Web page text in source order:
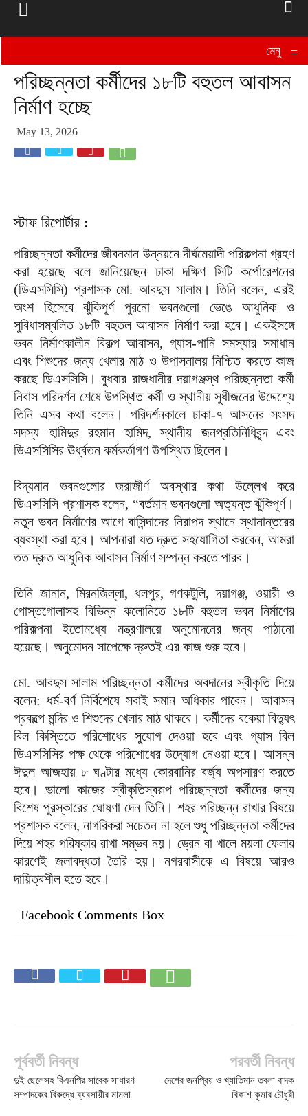
মেনু ≡
পরিচ্ছন্নতা কর্মীদের ১৮টি বহুতল আবাসন
নির্মাণ হচ্ছে
May 13, 2026
স্টাফ রিপোর্টার :
পরিচ্ছন্নতা কর্মীদের জীবনমান উন্নয়নে দীর্ঘমেয়াদী পরিকল্পনা গ্রহণ
করা হয়েছে বলে জানিয়েছেন ঢাকা দক্ষিণ সিটি কর্পোরেশনের
(ডিএসসিসি) প্রশাসক মো. আবদুস সালাম। তিনি বলেন, এরই
অংশ হিসেবে ঝুঁকিপূর্ণ পুরনো ভবনগুলো ভেঙে আধুনিক ও
সুবিধাসম্বলিত ১৮টি বহুতল আবাসন নির্মাণ করা হবে। একইসঙ্গে
ভবন নির্মাণকালীন বিকল্প আবাসন, গ্যাস-পানি সমস্যার সমাধান
এবং শিশুদের জন্য খেলার মাঠ ও উপাসনালয় নিশ্চিত করতে কাজ
করছে ডিএসসিসি। বুধবার রাজধানীর দয়াগঞ্জস্থ পরিচ্ছন্নতা কর্মী
নিবাস পরিদর্শন শেষে উপস্থিত কর্মী ও স্থানীয় সুধীজনের উদ্দেশ্যে
তিনি এসব কথা বলেন। পরিদর্শনকালে ঢাকা-৭ আসনের সংসদ
সদস্য হামিদুর রহমান হামিদ, স্থানীয় জনপ্রতিনিধিবৃন্দ এবং
ডিএসসিসির ঊর্ধ্বতন কর্মকর্তাগণ উপস্থিত ছিলেন।
বিদ্যমান ভবনগুলোর জরাজীর্ণ অবস্থার কথা উল্লেখ করে
ডিএসসিসি প্রশাসক বলেন, “বর্তমান ভবনগুলো অত্যন্ত ঝুঁকিপূর্ণ।
নতুন ভবন নির্মাণের আগে বাসিন্দাদের নিরাপদ স্থানে স্থানান্তরের
ব্যবস্থা করা হবে। আপনারা যত দ্রুত সহযোগিতা করবেন, আমরা
তত দ্রুত আধুনিক আবাসন নির্মাণ সম্পন্ন করতে পারব।
তিনি জানান, মিরনজিল্লা, ধলপুর, গণকটুলি, দয়াগঞ্জ, ওয়ারী ও
পোস্তগোলাসহ বিভিন্ন কলোনিতে ১৮টি বহুতল ভবন নির্মাণের
পরিকল্পনা ইতোমধ্যে মন্ত্রণালয়ে অনুমোদনের জন্য পাঠানো
হয়েছে। অনুমোদন সাপেক্ষে দ্রুতই এর কাজ শুরু হবে।
মো. আবদুস সালাম পরিচ্ছন্নতা কর্মীদের অবদানের স্বীকৃতি দিয়ে
বলেন: ধর্ম-বর্ণ নির্বিশেষে সবাই সমান অধিকার পাবেন। আবাসন
প্রকল্পে মন্দির ও শিশুদের খেলার মাঠ থাকবে। কর্মীদের বকেয়া বিদ্যুৎ
বিল কিস্তিতে পরিশোধের সুযোগ দেওয়া হবে এবং গ্যাস বিল
ডিএসসিসির পক্ষ থেকে পরিশোধের উদ্যোগ নেওয়া হবে। আসন্ন
ঈদুল আজহায় ৮ ঘণ্টার মধ্যে কোরবানির বর্জ্য অপসারণ করতে
হবে। ভালো কাজের স্বীকৃতিস্বরূপ পরিচ্ছন্নতা কর্মীদের জন্য
বিশেষ পুরস্কারের ঘোষণা দেন তিনি। শহর পরিচ্ছন্ন রাখার বিষয়ে
প্রশাসক বলেন, নাগরিকরা সচেতন না হলে শুধু পরিচ্ছন্নতা কর্মীদের
দিয়ে শহর পরিষ্কার রাখা সম্ভব নয়। ড্রেন বা খালে ময়লা ফেলার
কারণেই জলাবদ্ধতা তৈরি হয়। নগরবাসীকে এ বিষয়ে আরও
দায়িত্বশীল হতে হবে।
Facebook Comments Box
পূর্ববর্তী নিবন্ধ
দুই ছেলেসহ বিএনপির সাবেক সাধারণ
সম্পাদকের বিরুদ্ধে ব্যবসায়ীর মামলা
পরবর্তী নিবন্ধ
দেশের জনপ্রিয় ও খ্যাতিমান তবলা বাদক
বিকাশ কুমার চৌধুরী